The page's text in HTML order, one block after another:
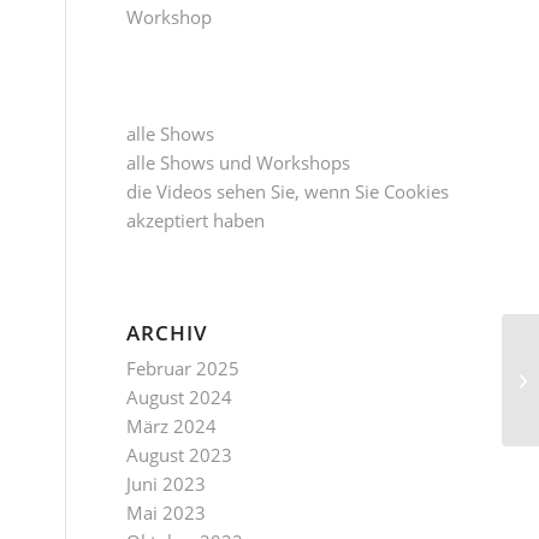
Workshop
alle Shows
alle Shows und Workshops
die Videos sehen Sie, wenn Sie Cookies
akzeptiert haben
ARCHIV
Februar 2025
August 2024
März 2024
August 2023
Juni 2023
Mai 2023